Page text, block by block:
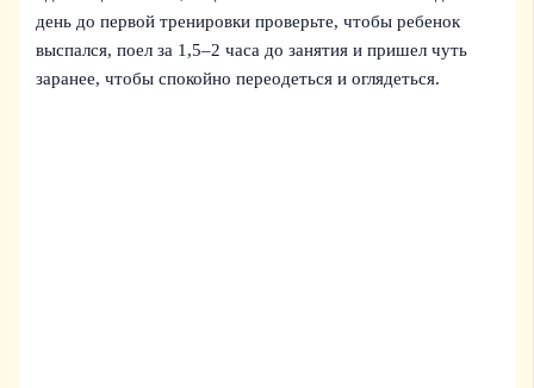
день до первой тренировки проверьте, чтобы ребенок
выспался, поел за 1,5–2 часа до занятия и пришел чуть
заранее, чтобы спокойно переодеться и оглядеться.